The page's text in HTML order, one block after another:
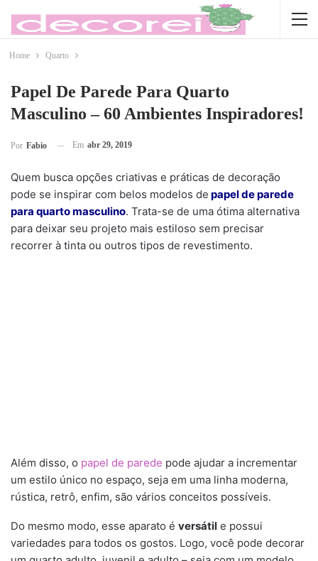
Home Quarto
Papel De Parede Para Quarto
Masculino – 60 Ambientes Inspiradores!
Por Fabio Em abr 29, 2019
Quem busca opções criativas e práticas de decoração
pode se inspirar com belos modelos de papel de parede
para quarto masculino. Trata-se de uma ótima alternativa
para deixar seu projeto mais estiloso sem precisar
recorrer à tinta ou outros tipos de revestimento.
Além disso, o papel de parede pode ajudar a incrementar
um estilo único no espaço, seja em uma linha moderna,
rústica, retrô, enfim, são vários conceitos possíveis.
Do mesmo modo, esse aparato é versátil e possui
variedades para todos os gostos. Logo, você pode decorar